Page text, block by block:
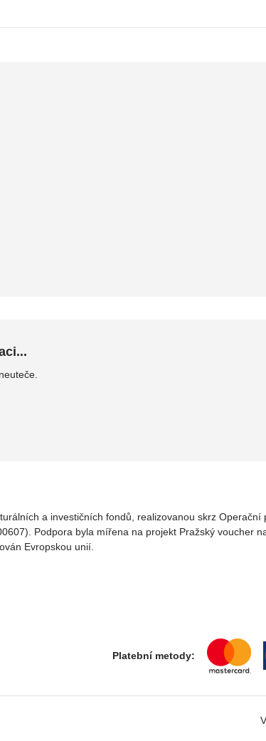
a investičních fondů, realizovanou skrz
Podpora byla mířena na projekt Pražský voucher
Evropskou unií.
Platební metody: